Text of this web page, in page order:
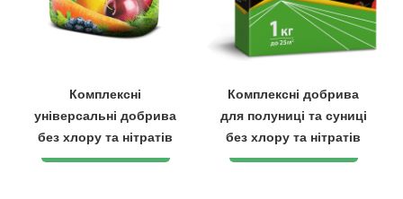
Комплексні
універсальні добрива
без хлору та нітратів
Комплексні добрива
для полуниці та суниці
без хлору та нітратів